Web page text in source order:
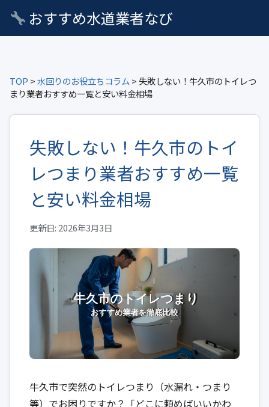
おすすめ水道業者なび
TOP >水回りのお役立ちコラム > 失敗しない！牛久市のトイレつ
まり業者おすすめ一覧と安い料金相場
失敗しない！牛久市のトイ
レつまり業者おすすめ一覧
と安い料金相場
更新日: 2026年3月3日
牛久市で突然のトイレつまり（水漏れ・つまり
等）でお困りですか？「どこに頼めばいいかわ